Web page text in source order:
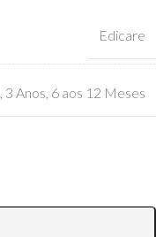
Edicare
3 Anos 6 aos 12 Meses